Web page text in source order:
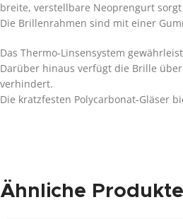
breite, verstellbare Neoprengurt
Die Brillenrahmen sind mit einer
Das Thermo-Linsensystem
Darüber hinaus verfügt die Brille
verhindert.
Die kratzfesten Polycarbonat-Gläser
Ähnliche Produkte